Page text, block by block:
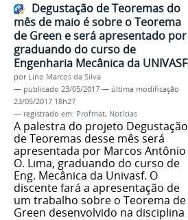
Degustação de Teoremas do
mês de maio é sobre o Teorema
de Green e será apresentado por
graduando do curso de
Engenharia Mecânica da UNIVASF
por Lino Marcos da Silva
— publicado 23/05/2017 — última modificação
23/05/2017 18h27
— registrado em: Profmat, Notícias
A palestra do projeto Degustação
de Teoremas desse mês será
apresentada por Marcos Antônio
O. Lima, graduando do curso de
Eng. Mecânica da Univasf. O
discente fará a apresentação de
um trabalho sobre o Teorema de
Green desenvolvido na disciplina